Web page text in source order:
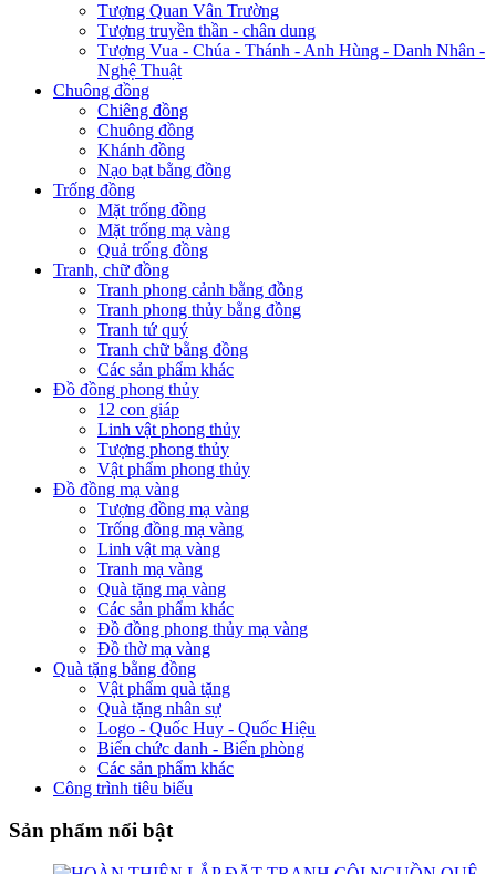
Tượng Quan Vân Trường
Tượng truyền thần - chân dung
Tượng Vua - Chúa - Thánh - Anh Hùng - Danh Nhân -
Nghệ Thuật
Chuông đồng
Chiêng đồng
Chuông đồng
Khánh đồng
Nạo bạt bằng đồng
Trống đồng
Mặt trống đồng
Mặt trống mạ vàng
Quả trống đồng
Tranh, chữ đồng
Tranh phong cảnh bằng đồng
Tranh phong thủy bằng đồng
Tranh tứ quý
Tranh chữ bằng đồng
Các sản phẩm khác
Đồ đồng phong thủy
12 con giáp
Linh vật phong thủy
Tượng phong thủy
Vật phẩm phong thủy
Đồ đồng mạ vàng
Tượng đồng mạ vàng
Trống đồng mạ vàng
Linh vật mạ vàng
Tranh mạ vàng
Quà tặng mạ vàng
Các sản phẩm khác
Đồ đồng phong thủy mạ vàng
Đồ thờ mạ vàng
Quà tặng bằng đồng
Vật phẩm quà tặng
Quà tặng nhân sự
Logo - Quốc Huy - Quốc Hiệu
Biển chức danh - Biển phòng
Các sản phẩm khác
Công trình tiêu biểu
Sản phẩm nổi bật